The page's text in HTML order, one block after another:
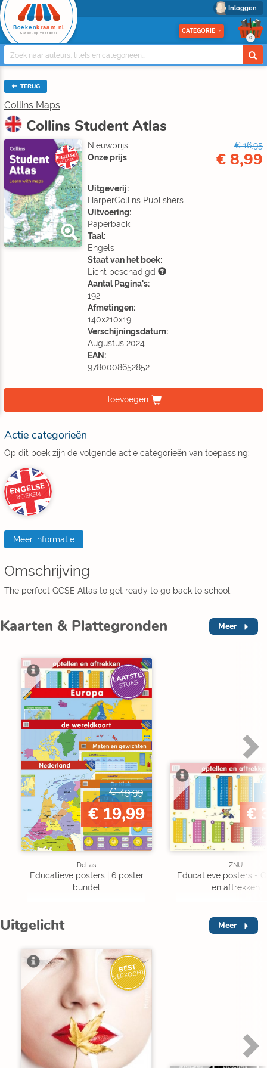
Inloggen
Boeken kraam.nl
Stapel op voordeel CATEGORIE
0
TERUG
Collins Maps
Collins Student Atlas
ENGELSE
BOEKEN
Nieuwprijs
€ 16,95
Onze prijs
€ 8,99
Uitgeverij:
HarperCollins Publishers
Uitvoering:
Paperback
Taal:
Engels
Staat van het boek:
Licht beschadigd
Aantal Pagina's:
192
Afmetingen:
140x210x19
Verschijningsdatum:
Augustus 2024
EAN:
9780008652852
Toevoegen
Actie categorieën
Op dit boek zijn de volgende actie categorieën van toepassing:
ENGELSE
BOEKEN
Meer informatie
Omschrijving
The perfect GCSE Atlas to get ready to go back to school.
Kaarten & Plattegronden Meer
LAATSTE
STUKS
€ 49,99
€ 19,99
Deltas
Educatieve posters | 6 poster
bundel
€
ZNU
Educatieve posters -
en aftrekken
Uitgelicht Meer
BEST
VERKOCHT